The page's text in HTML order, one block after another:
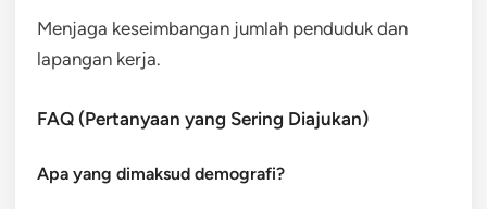
Menjaga keseimbangan jumlah penduduk dan
lapangan kerja.
FAQ (Pertanyaan yang Sering Diajukan)
Apa yang dimaksud demografi?